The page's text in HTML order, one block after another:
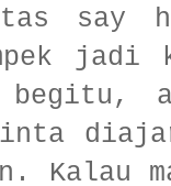
say
jadi
begitu,
Kalau